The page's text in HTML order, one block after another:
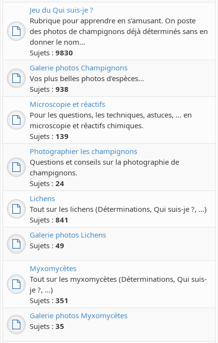
Jeu du Qui suis-je ?
Rubrique pour apprendre en s'amusant. On poste
des photos de champignons déjà déterminés sans en
donner le nom...
Sujets : 9830
Galerie photos Champignons
Vos plus belles photos d'espèces...
Sujets : 938
Microscopie et réactifs
Pour les questions, les techniques, astuces, ... en
microscopie et réactifs chimiques.
Sujets : 139
Photographier les champignons
Questions et conseils sur la photographie de
champignons.
Sujets : 24
Lichens
Tout sur les lichens (Déterminations, Qui suis-je ?, ...)
Sujets : 841
Galerie photos Lichens
Sujets : 49
Myxomycètes
Tout sur les myxomycètes (Déterminations, Qui suis-
je ?, ...)
Sujets : 351
Galerie photos Myxomycètes
Sujets : 35